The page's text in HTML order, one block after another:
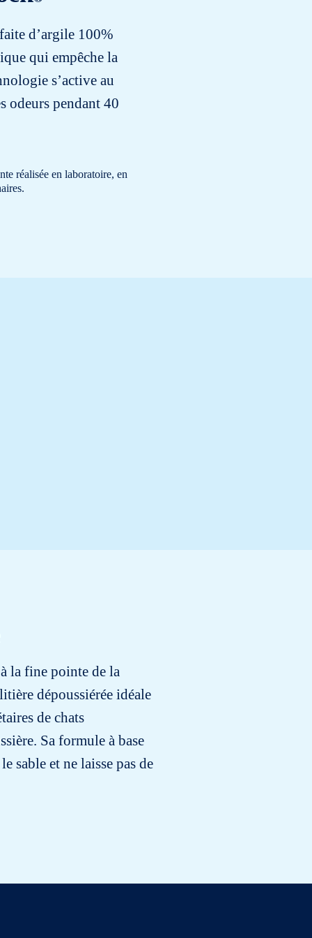
d’argile 100%
qui empêche la
s’active au
odeurs pendant 40
réalisée en laboratoire, en
la fine pointe de la
dépoussiérée idéale
de chats
Sa formule à base
sable et ne laisse pas de